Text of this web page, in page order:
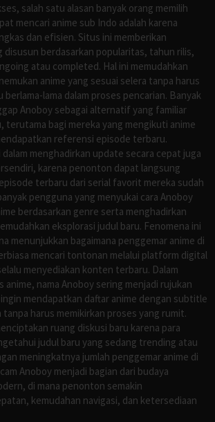
salah satu alasan banyak orang memilih
mencari anime sub Indo adalah karena
dan efisien. Situs ini memberikan
disusun berdasarkan popularitas, tahun rilis,
atau completed. Hal ini memudahkan
anime yang sesuai selera tanpa harus
lama dalam proses pencarian. Banyak
Anoboy sebagai alternatif yang familiar
terutama bagi mereka yang mengikuti anime
referensi episode terbaru.
menghadirkan update secara cepat juga
karena penonton dapat langsung
terbaru dari serial favorit mereka sudah
pengguna yang menyukai cara Anoboy
berdasarkan genre serta menghadirkan
eksplorasi judul baru. Fenomena ini
menunjukkan bagaimana penggemar anime di
mencari tontonan melalui platform digital
menyediakan konten terbaru. Dalam
nama Anoboy sering menjadi rujukan
mendapatkan daftar anime dengan subtitle
harus memikirkan proses yang rumit.
ruang diskusi baru karena para
judul baru yang sedang trending atau
meningkatnya jumlah penggemar anime di
Anoboy menjadi bagian dari budaya
di mana penonton semakin
kemudahan navigasi, dan ketersediaan